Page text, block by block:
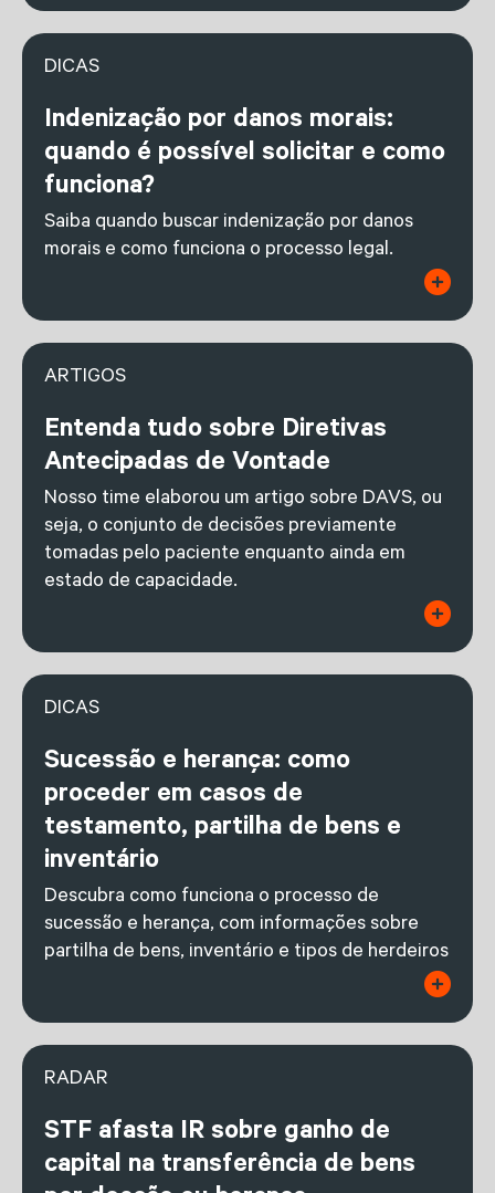
DICAS
Indenização por danos morais:
quando é possível solicitar e como
funciona?
Saiba quando buscar indenização por danos
morais e como funciona o processo legal.
ARTIGOS
Entenda tudo sobre Diretivas
Antecipadas de Vontade
Nosso time elaborou um artigo sobre DAVS, ou
seja, o conjunto de decisões previamente
tomadas pelo paciente enquanto ainda em
estado de capacidade.
DICAS
Sucessão e herança: como
proceder em casos de
testamento, partilha de bens e
inventário
Descubra como funciona o processo de
sucessão e herança, com informações sobre
partilha de bens, inventário e tipos de herdeiros
RADAR
STF afasta IR sobre ganho de
capital na transferência de bens